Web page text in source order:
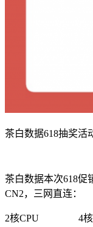
茶白数据618抽奖活
茶白数据本次618促
CN2，三网直连：
2核CPU 4